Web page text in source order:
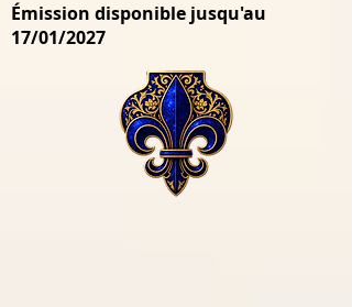
Émission disponible jusqu'au
17/01/2027